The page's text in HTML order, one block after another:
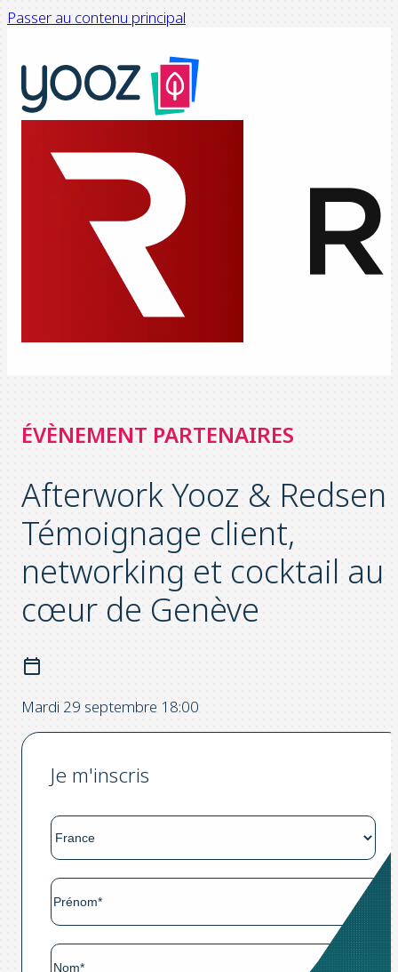
Passer au contenu principal
ÉVÈNEMENT PARTENAIRES
Afterwork Yooz & Redsen
Témoignage client,
networking et cocktail au
cœur de Genève
Mardi 29 septembre 18:00
Je m'inscris